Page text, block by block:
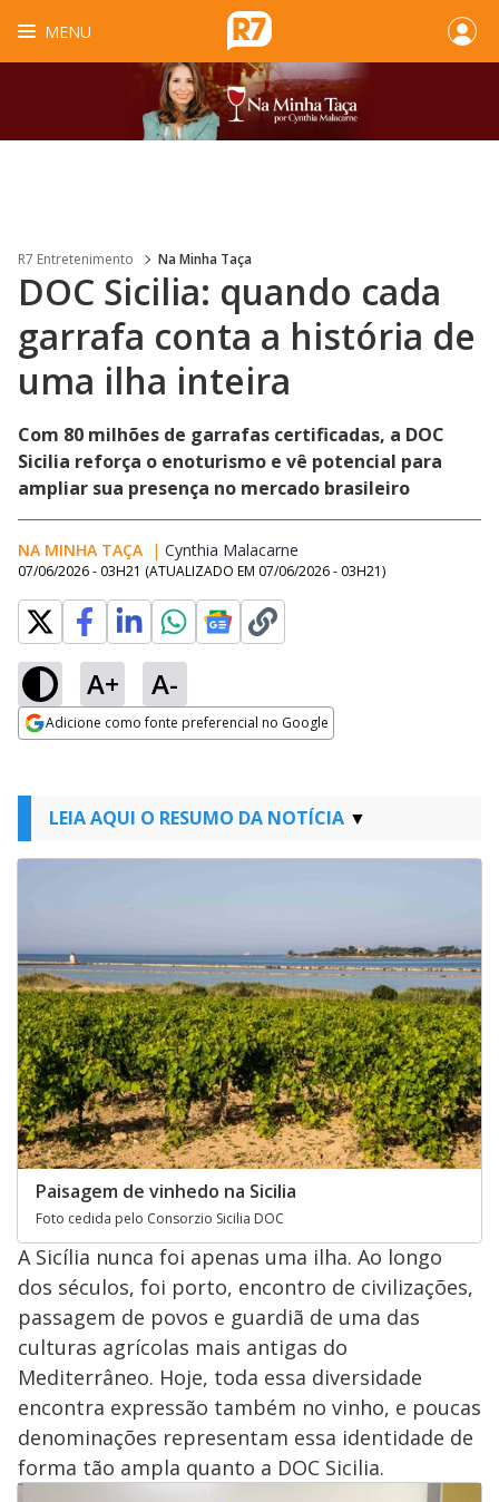
MENU
R7 Entretenimento Na Minha Taça
DOC Sicilia: quando cada
garrafa conta a história de
uma ilha inteira
Com 80 milhões de garrafas certificadas, a DOC
Sicilia reforça o enoturismo e vê potencial para
ampliar sua presença no mercado brasileiro
NA MINHA TAÇA | Cynthia Malacarne
07/06/2026 - 03H21 (ATUALIZADO EM 07/06/2026 - 03H21)
A+ A-
Adicione como fonte preferencial no Google
LEIA AQUI O RESUMO DA NOTÍCIA
Paisagem de vinhedo na Sicilia
Foto cedida pelo Consorzio Sicilia DOC
A Sicília nunca foi apenas uma ilha. Ao longo
dos séculos, foi porto, encontro de civilizações,
passagem de povos e guardiã de uma das
culturas agrícolas mais antigas do
Mediterrâneo. Hoje, toda essa diversidade
encontra expressão também no vinho, e poucas
denominações representam essa identidade de
forma tão ampla quanto a DOC Sicilia.